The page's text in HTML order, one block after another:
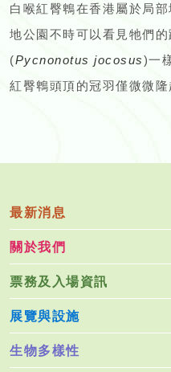
白喉紅臀鵯在香港屬於局
地公園不時可以看見牠們
(Pycnonotus jocosus)一
紅臀鵯頭頂的冠羽僅微微
最新消息
關於我們
票務及入場資訊
展覽與設施
生物多樣性